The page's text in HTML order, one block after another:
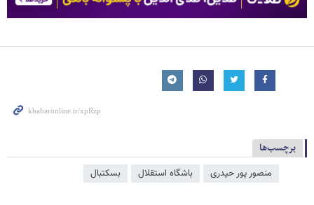
برچسب‌ها
منصور پور حیدری باشگاه استقلال بسکتبال